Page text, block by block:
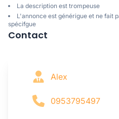
La description est trompeuse
L'annonce est générigue et ne fait
spécifgue
Contact
Alex
0953795497